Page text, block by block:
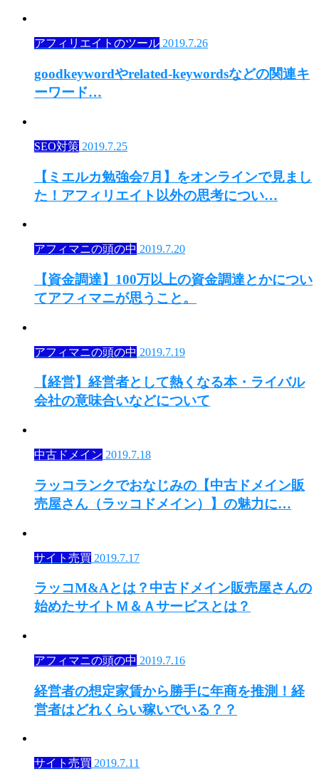
アフィリエイトのツール 2019.7.26
goodkeywordやrelated-keywordsなどの関連キ
ーワード…
SEO対策 2019.7.25
【ミエルカ勉強会7月】をオンラインで見まし
た！アフィリエイト以外の思考につい…
アフィマニの頭の中 2019.7.20
【資金調達】100万以上の資金調達とかについ
てアフィマニが思うこと。
アフィマニの頭の中 2019.7.19
【経営】経営者として熱くなる本・ライバル
会社の意味合いなどについて
中古ドメイン 2019.7.18
ラッコランクでおなじみの【中古ドメイン販
売屋さん（ラッコドメイン）】の魅力に…
サイト売買 2019.7.17
ラッコM&Aとは？中古ドメイン販売屋さんの
始めたサイトＭ＆Ａサービスとは？
アフィマニの頭の中 2019.7.16
経営者の想定家賃から勝手に年商を推測！経
営者はどれくらい稼いでいる？？
サイト売買 2019.7.11